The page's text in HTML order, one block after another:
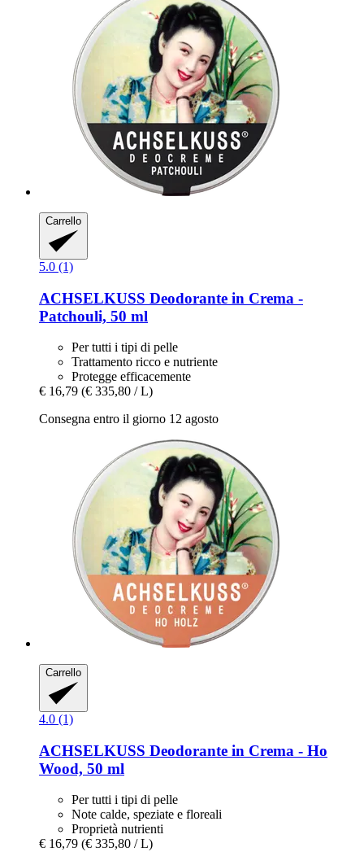
Carrello
5.0 (1)
ACHSELKUSS Deodorante in Crema -​
Patchouli, 50 ml
Per tutti i tipi di pelle
Trattamento ricco e nutriente
Protegge efficacemente
€ 16,79 (€ 335,80 / L)
Consegna entro il giorno 12 agosto
Carrello
4.0 (1)
ACHSELKUSS Deodorante in Crema -​ Ho
Wood, 50 ml
Per tutti i tipi di pelle
Note calde, speziate e floreali
Proprietà nutrienti
€ 16,79 (€ 335,80 / L)